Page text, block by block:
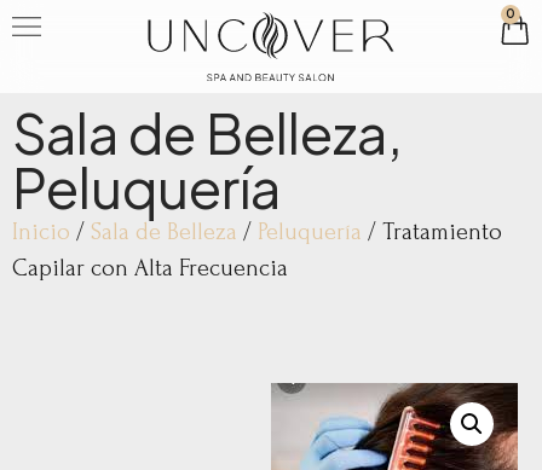
0
Sala de Belleza,
Peluquería
Inicio / Sala de Belleza / Peluquería / Tratamiento
Capilar con Alta Frecuencia